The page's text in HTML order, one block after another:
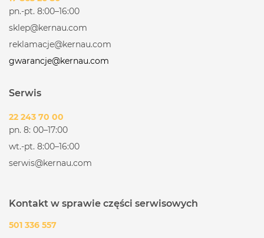
pn.-pt. 8:00–16:00
sklep@kernau.com
reklamacje@kernau.com
gwarancje@kernau.com
Serwis
22 243 70 00
pn. 8: 00–17:00
wt.-pt. 8:00–16:00
serwis@kernau.com
Kontakt w sprawie części serwisowych
501 336 557